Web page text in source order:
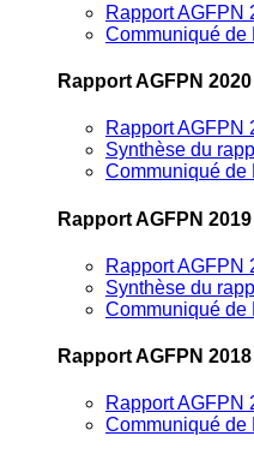
Rapport AGFPN
Communiqué de
Rapport AGFPN 2020
Rapport AGFPN
Synthèse du
Communiqué de
Rapport AGFPN 2019
Rapport AGFPN
Synthèse du
Communiqué de
Rapport AGFPN 2018
Rapport AGFPN
Communiqué de